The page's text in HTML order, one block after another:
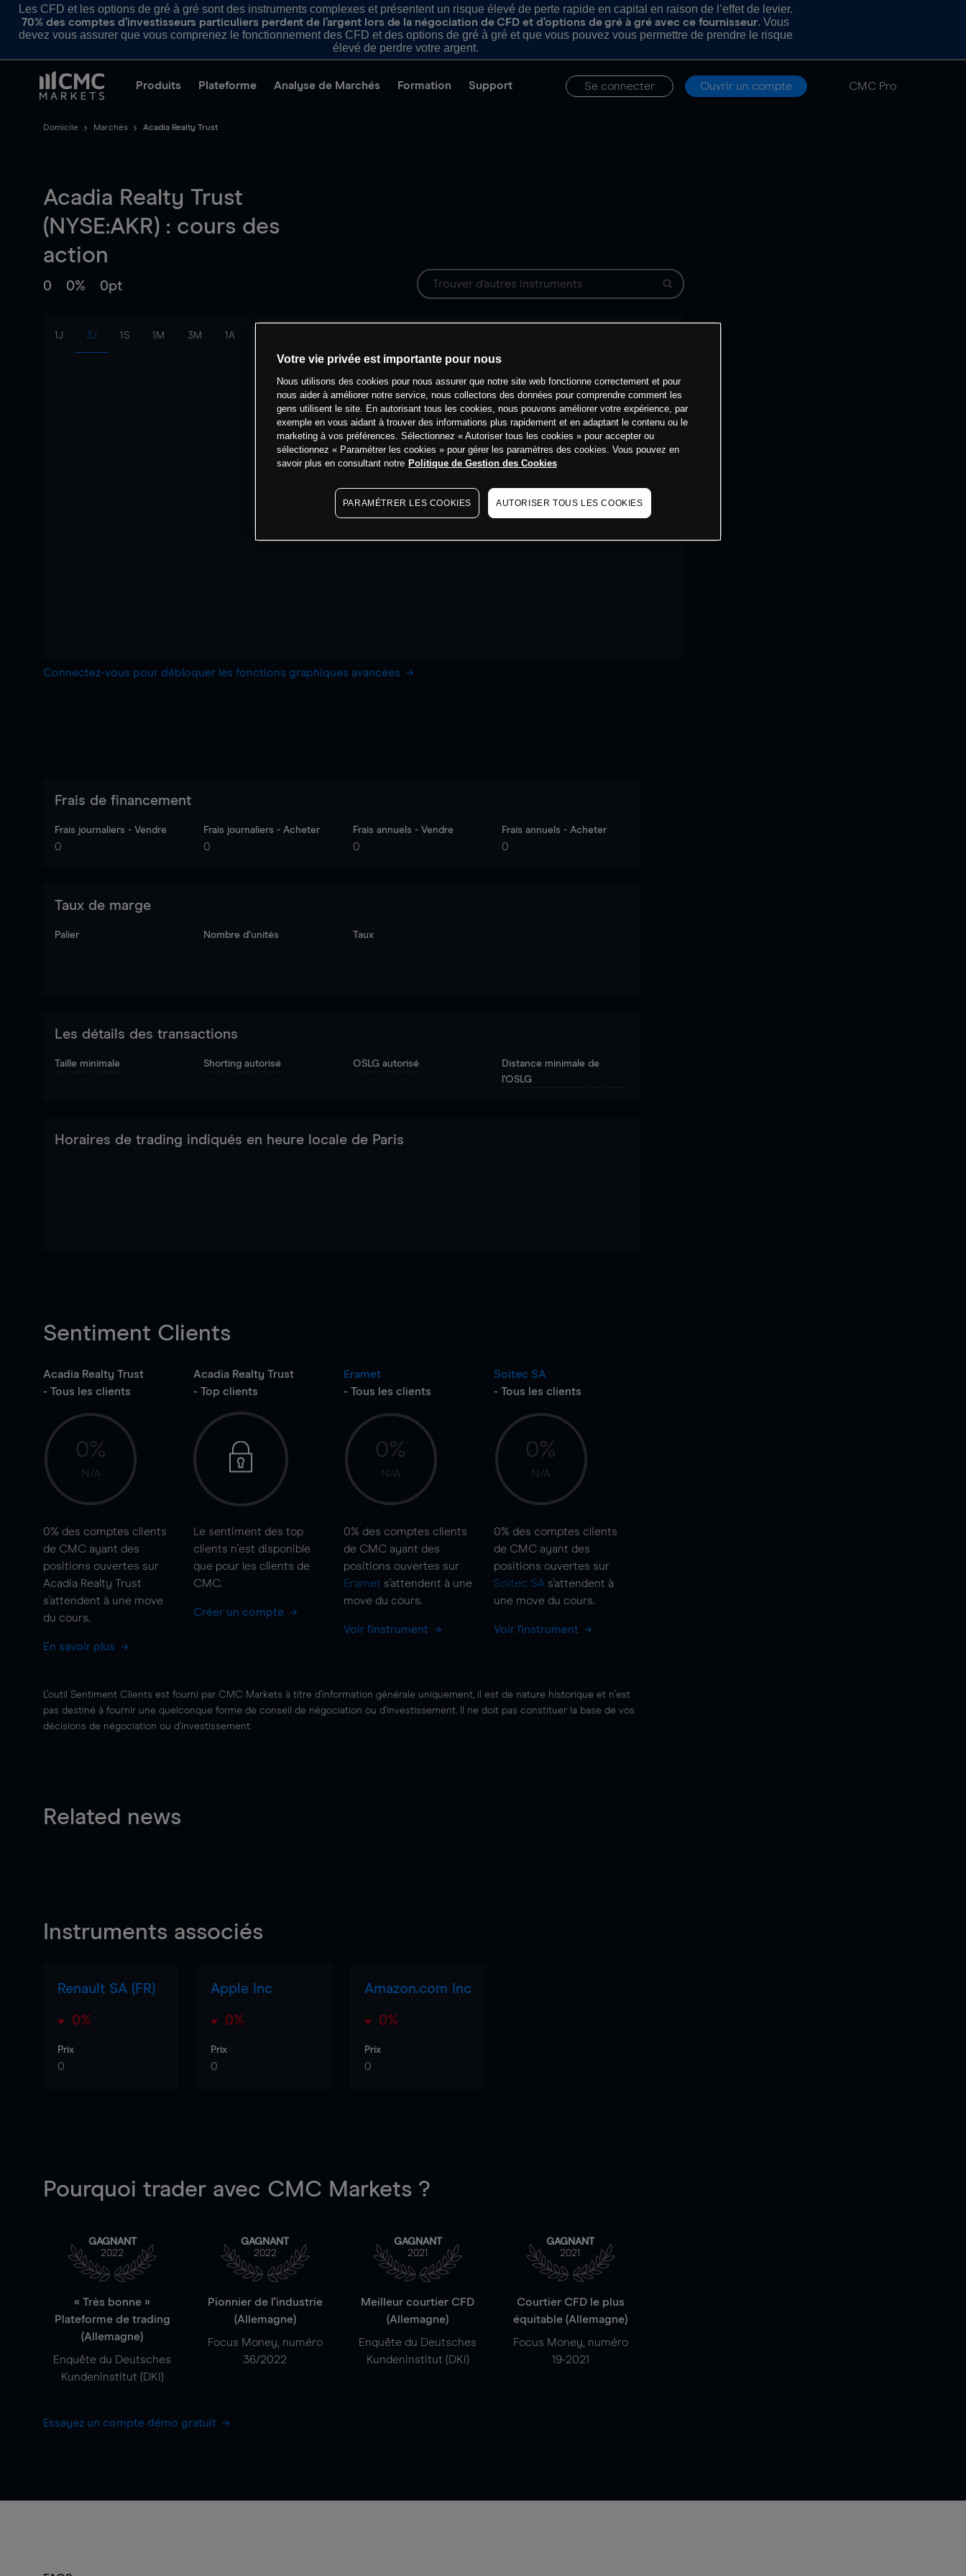
Les CFD et les options de gré à gré sont des instruments complexes et présentent un risque élevé de perte rapide en capital en raison de l’effet de levier.
70% des comptes d’investisseurs particuliers perdent de l’argent lors de la négociation de CFD et d’options de gré à gré avec ce fournisseur. Vous
devez vous assurer que vous comprenez le fonctionnement des CFD et des options de gré à gré et que vous pouvez vous permettre de prendre le risque
élevé de perdre votre argent.
Produits Plateforme Analyse de Marchés Formation Support Se connecter Ouvrir un compte CMC Pro
Domicile Marchés Acadia Realty Trust
Acadia Realty Trust
(NYSE:AKR) : cours des
action
0 0% 0pt
1J 3J 1S 1M 3M 1A
Connectez-vous pour débloquer les fonctions graphiques avancées
Frais de financement
Frais journaliers - Vendre
0
Frais journaliers - Acheter
0
Frais annuels - Vendre
0
Frais annuels - Acheter
0
Taux de marge
Palier Nombre d’unités Taux
Les détails des transactions
Taille minimale Shorting autorisé OSLG autorisé
Distance minimale de
l'OSLG
Horaires de trading indiqués en heure locale de Paris
Sentiment Clients
Acadia Realty Trust
- Tous les clients
0%
N/A
0% des comptes clients
de CMC ayant des
positions ouvertes sur
Acadia Realty Trust
s'attendent à une move
du cours.
En savoir plus
Acadia Realty Trust
- Top clients
Le sentiment des top
clients n'est disponible
que pour les clients de
CMC.
Créer un compte
Eramet
- Tous les clients
0%
N/A
0% des comptes clients
de CMC ayant des
positions ouvertes sur
Eramet s'attendent à une
move du cours.
Voir l'instrument
Soitec SA
- Tous les clients
0%
N/A
0% des comptes clients
de CMC ayant des
positions ouvertes sur
Soitec SA s'attendent à
une move du cours.
Voir l'instrument
L'outil Sentiment Clients est fourni par CMC Markets à titre d'information générale uniquement, il est de nature historique et n'est
pas destiné à fournir une quelconque forme de conseil de négociation ou d'investissement. Il ne doit pas constituer la base de vos
décisions de négociation ou d'investissement.
Related news
Instruments associés
Renault SA (FR)
0%
Prix
0
Apple Inc
0%
Prix
0
Amazon.com Inc
0%
Prix
0
Pourquoi trader avec CMC Markets ?
GAGNANT
2022
« Très bonne »
Plateforme de trading
(Allemagne)
Enquête du Deutsches
Kundeninstitut (DKI)
GAGNANT
2022
Pionnier de l'industrie
(Allemagne)
Focus Money, numéro
36/2022
GAGNANT
2021
Meilleur courtier CFD
(Allemagne)
Enquête du Deutsches
Kundeninstitut (DKI)
GAGNANT
2021
Courtier CFD le plus
équitable (Allemagne)
Focus Money, numéro
19-2021
Essayez un compte démo gratuit
Votre vie privée est importante pour nous
Nous utilisons des cookies pour nous assurer que notre site web fonctionne correctement et pour
nous aider à améliorer notre service, nous collectons des données pour comprendre comment les
gens utilisent le site. En autorisant tous les cookies, nous pouvons améliorer votre expérience, par
exemple en vous aidant à trouver des informations plus rapidement et en adaptant le contenu ou le
marketing à vos préférences. Sélectionnez « Autoriser tous les cookies » pour accepter ou
sélectionnez « Paramétrer les cookies » pour gérer les paramètres des cookies. Vous pouvez en
savoir plus en consultant notre Politique de Gestion des Cookies
PARAMÉTRER LES COOKIES AUTORISER TOUS LES COOKIES